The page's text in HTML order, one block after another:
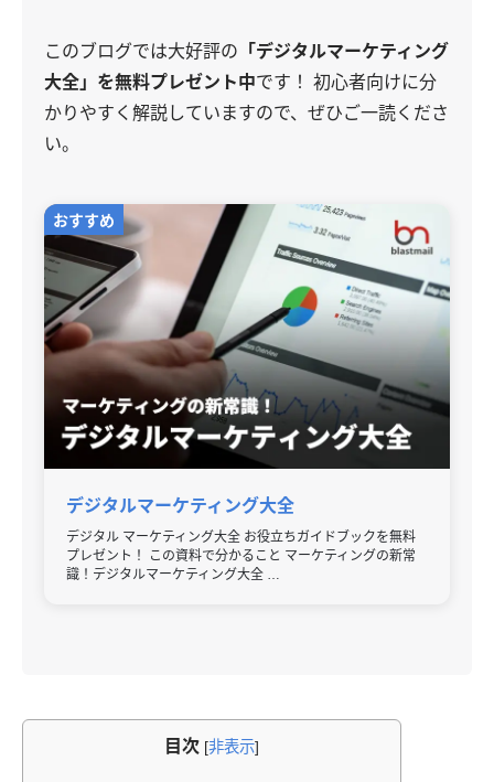
このブログでは大好評の 「デジタルマーケティング
大全」を無料プレゼント中です！ 初心者向けに分
かりやすく解説していますので、ぜひご一読くださ
い。
デジタルマーケティング大全
デジタル マーケティング大全 お役立ちガイドブックを無料
プレゼント！ この資料で分かること マーケティングの新常
識！デジタルマーケティング大全 …
目次 [非表示]